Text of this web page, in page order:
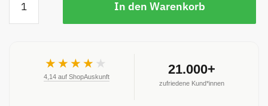
In den Warenkorb
★★★★ ★
4,14 auf ShopAuskunft 21.000+
zufriedene Kund*innen